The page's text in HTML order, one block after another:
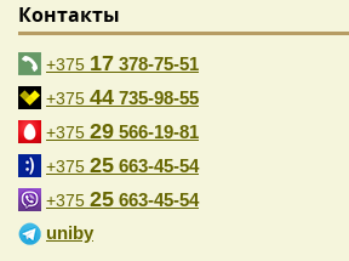
Контакты
+375 17 378-75-51
+375 44 735-98-55
+375 29 566-19-81
+375 25 663-45-54
+375 25 663-45-54
uniby